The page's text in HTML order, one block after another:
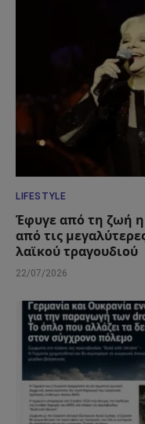
LIFESTYLE
Έφυγε από τη ζωή η
από τις
λαϊκού τραγουδιού
22/07/2026